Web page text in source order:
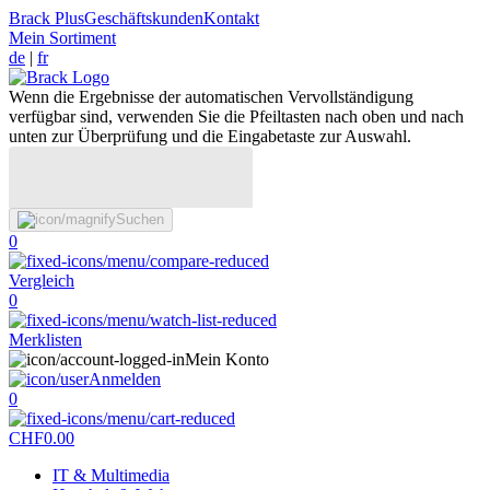
Brack PlusGeschäftskundenKontakt
Mein Sortiment
de | fr
Wenn die Ergebnisse der automatischen Vervollständigung
verfügbar sind, verwenden Sie die Pfeiltasten nach oben und nach
unten zur Überprüfung und die Eingabetaste zur Auswahl.
Suchen
0
Vergleich
0
Merklisten
Mein Konto
Anmelden
0
CHF0.00
IT & Multimedia